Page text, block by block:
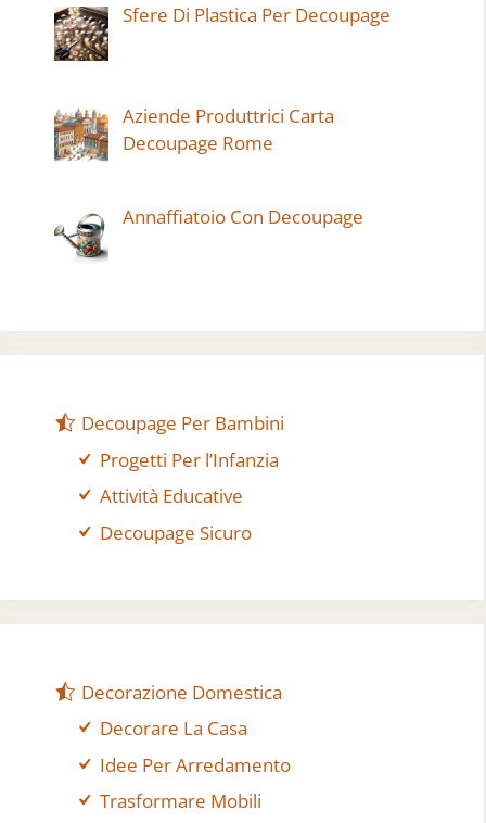
Sfere Di Plastica Per Decoupage
Aziende Produttrici Carta
Decoupage Rome
Annaffiatoio Con Decoupage
Decoupage Per Bambini
Progetti Per l’Infanzia
Attività Educative
Decoupage Sicuro
Decorazione Domestica
Decorare La Casa
Idee Per Arredamento
Trasformare Mobili